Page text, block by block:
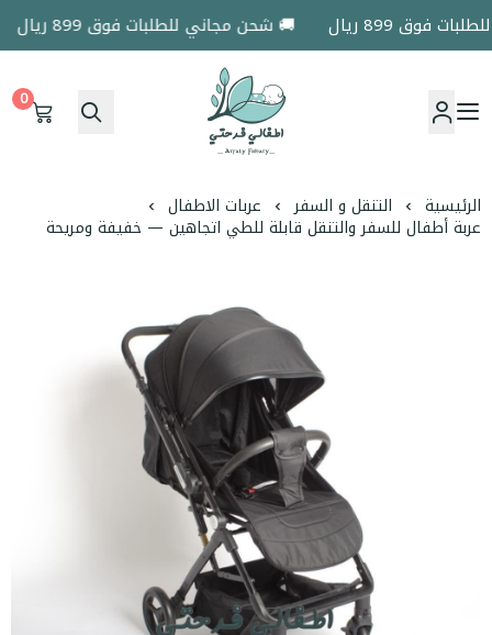
فوق 899 ريال 🚚 شحن مجاني للطلبات فوق 899 ريال
اطفالي فرحتي
0
الرئيسية التنقل و السفر عربات الاطفال
عربة أطفال للسفر والتنقل قابلة للطي اتجاهين — خفيفة ومريحة